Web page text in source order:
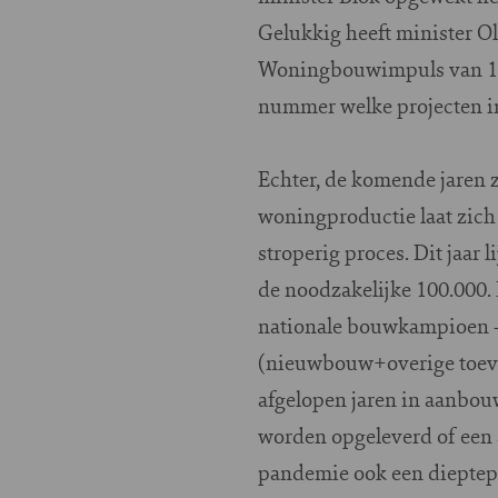
Gelukkig heeft minister
Woningbouwimpuls van
nummer welke projecten
Echter, de komende
woningproductie laat
stroperig proces. Dit jaar
de noodzakelijke
nationale bouwkampioen
(nieuwbouw+overige
afgelopen jaren in
worden opgeleverd of
pandemie ook een